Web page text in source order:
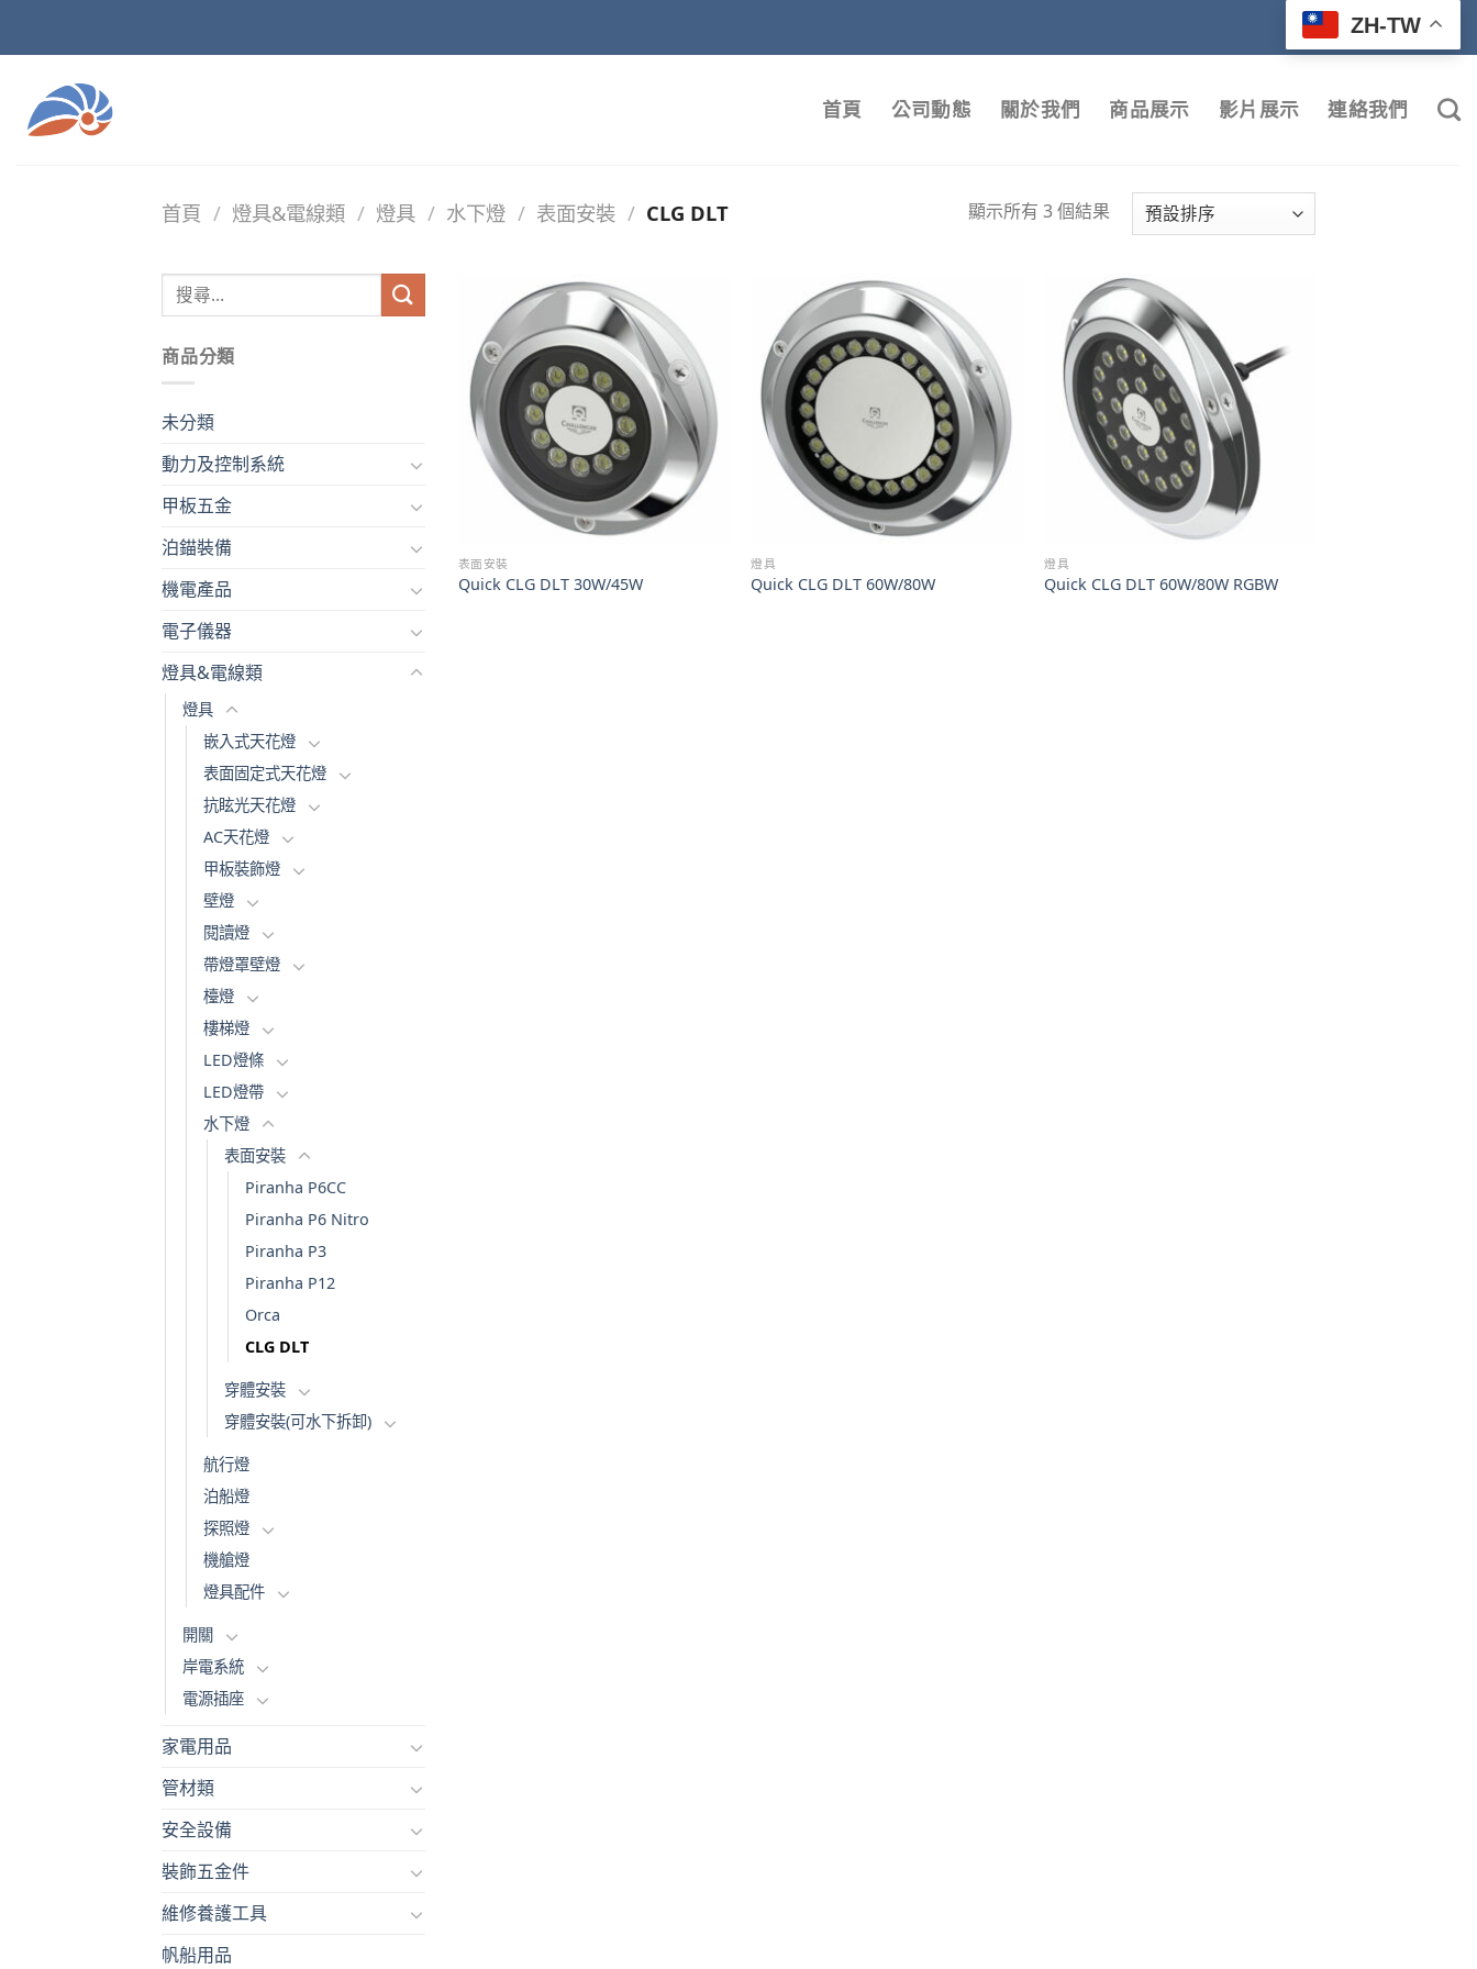
ZH-TW
首頁 公司動態 關於我們 商品展示 影片展示 連絡我們
首頁 / 燈具&電線類 / 燈具 / 水下燈 / 表面安裝 / CLG DLT 顯示所有 3 個結果
商品分類
未分類
動力及控制系統
甲板五金
泊錨裝備
機電產品
電子儀器
燈具&電線類
燈具
嵌入式天花燈
表面固定式天花燈
抗眩光天花燈
AC天花燈
甲板裝飾燈
壁燈
閱讀燈
帶燈罩壁燈
檯燈
樓梯燈
LED燈條
LED燈帶
水下燈
表面安裝
Piranha P6CC
Piranha P6 Nitro
Piranha P3
Piranha P12
Orca
CLG DLT
穿體安裝
穿體安裝(可水下拆卸)
航行燈
泊船燈
探照燈
機艙燈
燈具配件
開關
岸電系統
電源插座
家電用品
管材類
安全設備
裝飾五金件
維修養護工具
帆船用品
表面安裝
Quick CLG DLT 30W/45W
燈具
Quick CLG DLT 60W/80W
燈具
Quick CLG DLT 60W/80W RGBW